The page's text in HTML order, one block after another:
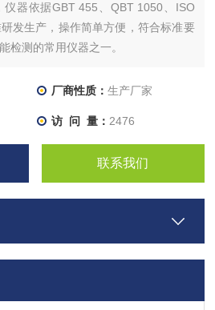
器依据GBT 455、QBT 1050、ISO
发生产，操作简单方便，符合标准要
检测的常用仪器之一。
厂商性质： 生产厂家
访 问 量： 2476
联系我们